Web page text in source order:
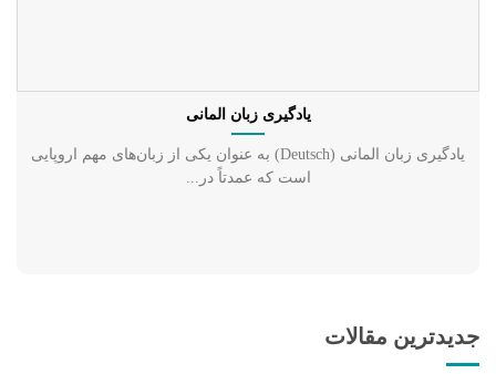
جدیدترین مقالات
یادگیری زبان المانی
یادگیری زبان المانی (Deutsch) به عنوان یکی از زبان‌های مهم اروپایی
است که عمدتاً در...